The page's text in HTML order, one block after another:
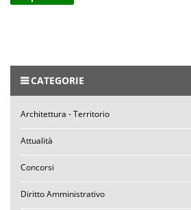
CATEGORIE
Architettura - Territorio
Attualità
Concorsi
Diritto Amministrativo